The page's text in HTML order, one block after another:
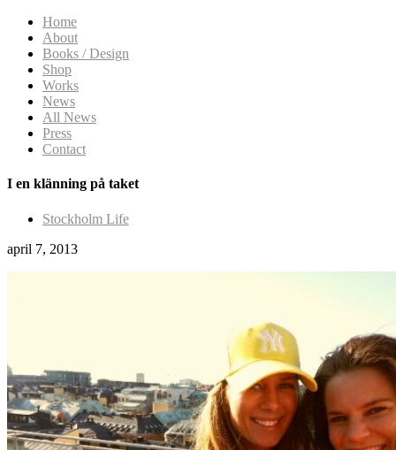
Home
About
Books / Design
Shop
Works
News
All News
Press
Contact
I en klänning på taket
Stockholm Life
april 7, 2013